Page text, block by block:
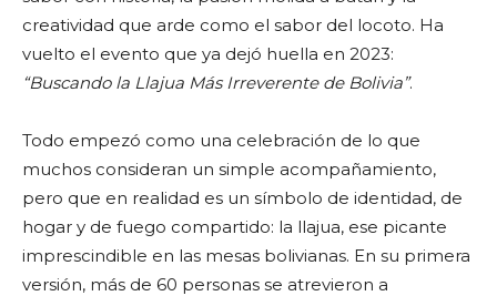
creatividad que arde como el sabor del locoto. Ha
vuelto el evento que ya dejó huella en 2023:
“Buscando la Llajua Más Irreverente de Bolivia”.
Todo empezó como una celebración de lo que
muchos consideran un simple acompañamiento,
pero que en realidad es un símbolo de identidad, de
hogar y de fuego compartido: la llajua, ese picante
imprescindible en las mesas bolivianas. En su primera
versión, más de 60 personas se atrevieron a